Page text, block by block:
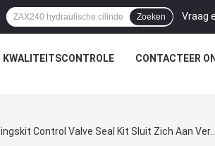
Vraag
Zoeken
KWALITEITSCONTROLE CONTACTEER